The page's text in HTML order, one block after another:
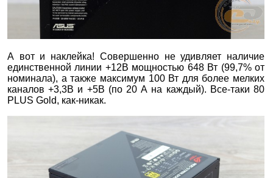
А вот и наклейка! Совершенно не удивляет наличие
единственной линии +12В мощностью 648 Вт (99,7% от
номинала), а также максимум 100 Вт для более мелких
каналов +3,3В и +5В (по 20 А на каждый). Все-таки 80
PLUS Gold, как-никак.